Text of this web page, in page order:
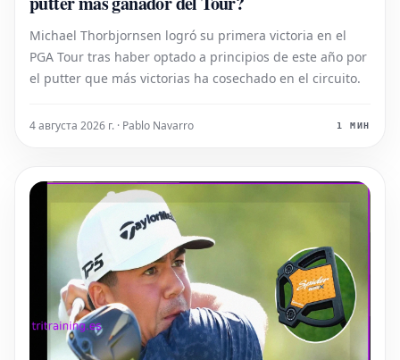
Michael Thorbjornsen logró su primera victoria en el
PGA Tour tras haber optado a principios de este año por
el putter que más victorias ha cosechado en el circuito.
4 августа 2026 г. · Pablo Navarro 1 МИН